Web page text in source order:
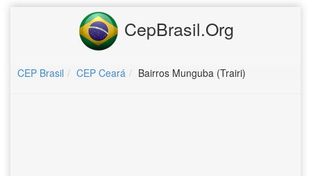
CepBrasil.Org
CEP Brasil CEP Ceará Bairros Munguba (Trairi)